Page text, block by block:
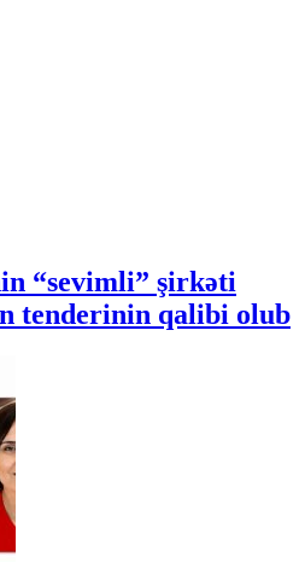
“sevimli” şirkəti
tenderinin qalibi olub